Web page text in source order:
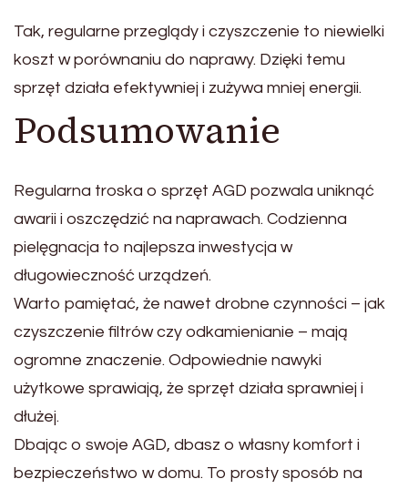
Tak, regularne przeglądy i czyszczenie to niewielki
koszt w porównaniu do naprawy. Dzięki temu
sprzęt działa efektywniej i zużywa mniej energii.
Podsumowanie
Regularna troska o sprzęt AGD pozwala uniknąć
awarii i oszczędzić na naprawach. Codzienna
pielęgnacja to najlepsza inwestycja w
długowieczność urządzeń.
Warto pamiętać, że nawet drobne czynności – jak
czyszczenie filtrów czy odkamienianie – mają
ogromne znaczenie. Odpowiednie nawyki
użytkowe sprawiają, że sprzęt działa sprawniej i
dłużej.
Dbając o swoje AGD, dbasz o własny komfort i
bezpieczeństwo w domu. To prosty sposób na